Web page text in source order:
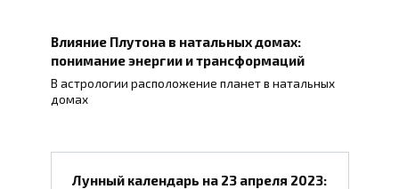
Влияние Плутона в натальных домах:
понимание энергии и трансформаций
В астрологии расположение планет в натальных
домах
Лунный календарь на 23 апреля 2023: